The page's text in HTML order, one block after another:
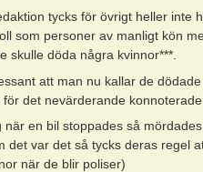
tycks för övrigt heller inte
som personer av manligt kön
skulle döda några kvinnor***.
att man nu kallar de
det nevärderande konnoterade:
när en bil stoppades så
det var det så tycks deras regel
när de blir poliser)